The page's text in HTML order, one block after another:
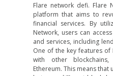
Flare network defi. Flare
platform that aims to
financial services. By
Network, users can
and services, including
One of the key features
with other blockchains,
Ethereum. This means that